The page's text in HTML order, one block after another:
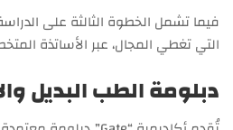
فيما تشمل الخطوة الثالثة على
التي تغطي المجال، عبر الأساتذة
دبلومة الطب البديل